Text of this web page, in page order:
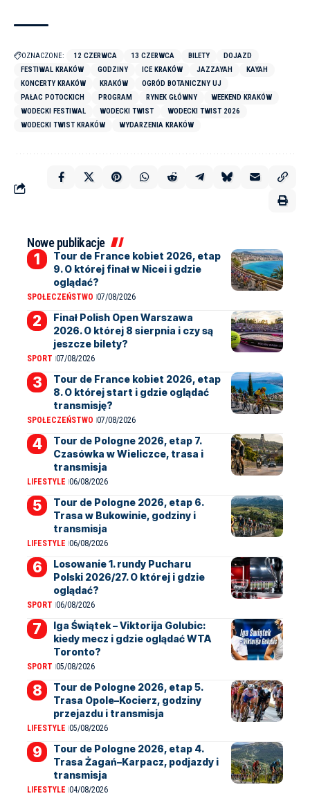
OZNACZONE: 12 CZERWCA 13 CZERWCA BILETY
DOJAZD
FESTIWAL KRAKÓW
GODZINY ICE KRAKÓW JAZZAYAH
KAYAH
KONCERTY KRAKÓW
KRAKÓW
OGRÓD BOTANICZNY UJ
PAŁAC POTOCKICH
PROGRAM RYNEK GŁÓWNY
WEEKEND KRAKÓW
WODECKI FESTIWAL
WODECKI TWIST
WODECKI TWIST 2026
WODECKI TWIST KRAKÓW
WYDARZENIA KRAKÓW
Nowe publikacje
Tour de France kobiet 2026, etap
9. O której finał w Nicei i gdzie
oglądać?
SPOŁECZEŃSTWO 07/08/2026
Finał Polish Open Warszawa
2026. O której 8 sierpnia i czy są
jeszcze bilety?
SPORT 07/08/2026
Tour de France kobiet 2026, etap
8. O której start i gdzie oglądać
transmisję?
SPOŁECZEŃSTWO 07/08/2026
Tour de Pologne 2026, etap 7.
Czasówka w Wieliczce, trasa i
transmisja
LIFESTYLE 06/08/2026
Tour de Pologne 2026, etap 6.
Trasa w Bukowinie, godziny i
transmisja
LIFESTYLE 06/08/2026
Losowanie 1. rundy Pucharu
Polski 2026/27. O której i gdzie
oglądać?
SPORT 06/08/2026
Iga Świątek – Viktorija Golubic:
kiedy mecz i gdzie oglądać WTA
Toronto?
SPORT 05/08/2026
Tour de Pologne 2026, etap 5.
Trasa Opole–Kocierz, godziny
przejazdu i transmisja
LIFESTYLE 05/08/2026
Tour de Pologne 2026, etap 4.
Trasa Żagań–Karpacz, podjazdy i
transmisja
LIFESTYLE 04/08/2026